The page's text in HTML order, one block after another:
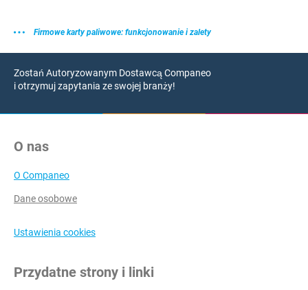
Firmowe karty paliwowe: funkcjonowanie i zalety
Zostań Autoryzowanym Dostawcą Companeo
i otrzymuj zapytania ze swojej branży!
O nas
O Companeo
Dane osobowe
Ustawienia cookies
Przydatne strony i linki